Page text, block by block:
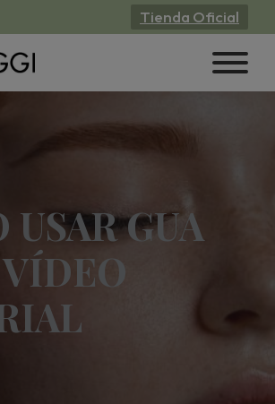
Tienda Oficial
GUA